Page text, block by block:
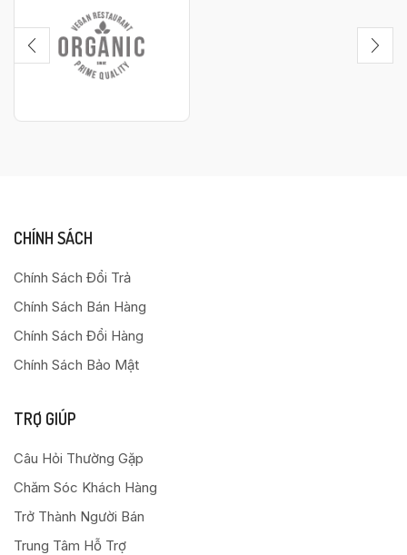
CHÍNH SÁCH
Chính Sách Đổi Trả
Chính Sách Bán Hàng
Chính Sách Đổi Hàng
Chính Sách Bảo Mật
TRỢ GIÚP
Câu Hỏi Thường Gặp
Chăm Sóc Khách Hàng
Trở Thành Người Bán
Trung Tâm Hỗ Trợ